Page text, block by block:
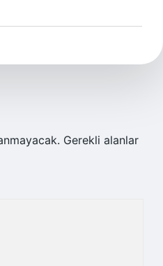
Gerekli alanlar